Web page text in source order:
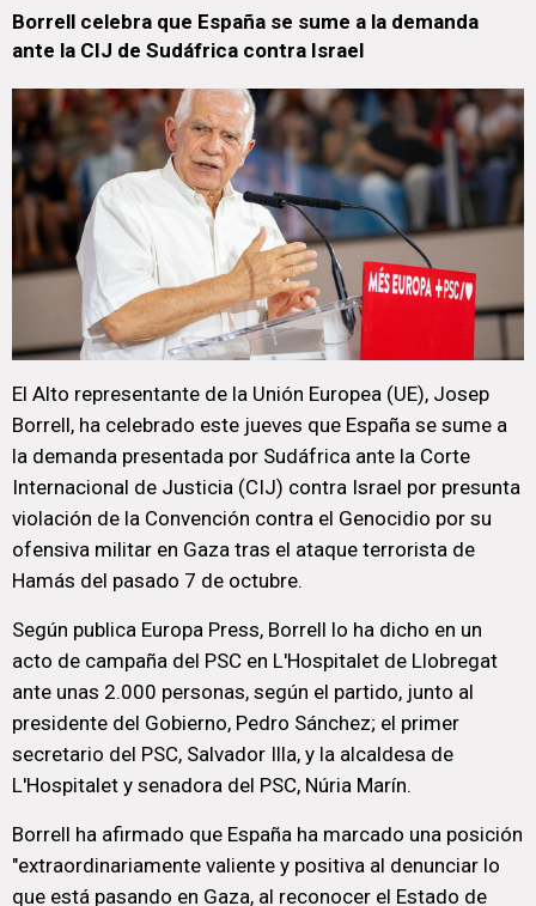
Borrell celebra que España se sume a la demanda
ante la CIJ de Sudáfrica contra Israel
El Alto representante de la Unión Europea (UE), Josep
Borrell, ha celebrado este jueves que España se sume a
la demanda presentada por Sudáfrica ante la Corte
Internacional de Justicia (CIJ) contra Israel por presunta
violación de la Convención contra el Genocidio por su
ofensiva militar en Gaza tras el ataque terrorista de
Hamás del pasado 7 de octubre.
Según publica Europa Press, Borrell lo ha dicho en un
acto de campaña del PSC en L'Hospitalet de Llobregat
ante unas 2.000 personas, según el partido, junto al
presidente del Gobierno, Pedro Sánchez; el primer
secretario del PSC, Salvador Illa, y la alcaldesa de
L'Hospitalet y senadora del PSC, Núria Marín.
Borrell ha afirmado que España ha marcado una posición
"extraordinariamente valiente y positiva al denunciar lo
que está pasando en Gaza, al reconocer el Estado de